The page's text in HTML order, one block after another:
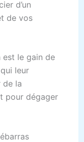
d’un
de vos
est le gain de
leur
de la
pour dégager